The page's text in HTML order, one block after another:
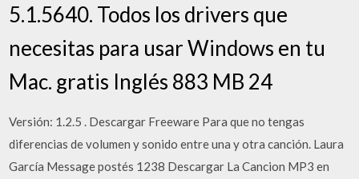
5.1.5640. Todos los drivers que
necesitas para usar Windows en tu
Mac. gratis Inglés 883 MB 24
Versión: 1.2.5 . Descargar Freeware Para que no tengas
diferencias de volumen y sonido entre una y otra canción. Laura
García Message postés 1238 Descargar La Cancion MP3 en